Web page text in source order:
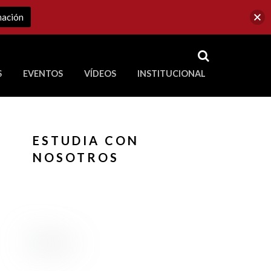
RSS
EVENTOS VÍDEOS INSTITUCIONAL
ESTUDIA CON
NOSOTROS